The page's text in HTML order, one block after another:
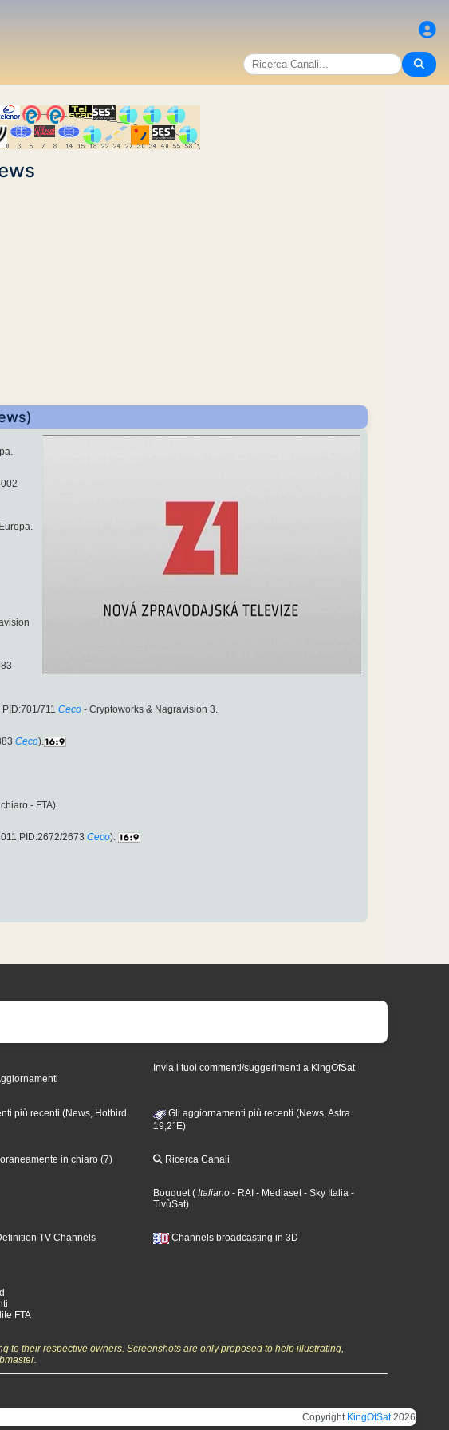
711 Ceco - Cryptoworks & Nagravision 3.
Ceco).
- FTA).
PID:2672/2673 Ceco).
Invia i tuoi commenti/suggerimenti a KingOfSat
più recenti (News, Hotbird
Gli aggiornamenti più recenti (News, Astra
19,2°E)
in chiaro (7) Ricerca Canali
Bouquet( Italiano - RAI - Mediaset- Sky Italia -
TivùSat)
TV Channels Channels broadcasting in 3D
FTA
to their respective owners. Screenshots are only proposed to help illustrating,
Copyright KingOfSat2026